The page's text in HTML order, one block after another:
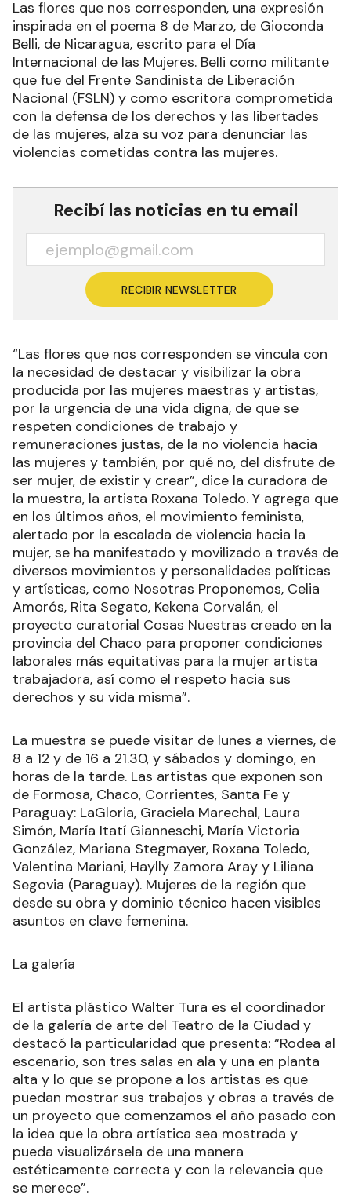
Las flores que nos corresponden, una expresión
inspirada en el poema 8 de Marzo, de Gioconda
Belli, de Nicaragua, escrito para el Día
Internacional de las Mujeres. Belli como militante
que fue del Frente Sandinista de Liberación
Nacional (FSLN) y como escritora comprometida
con la defensa de los derechos y las libertades
de las mujeres, alza su voz para denunciar las
violencias cometidas contra las mujeres.
Recibí las noticias en tu email
RECIBIR NEWSLETTER
“Las flores que nos corresponden se vincula con
la necesidad de destacar y visibilizar la obra
producida por las mujeres maestras y artistas,
por la urgencia de una vida digna, de que se
respeten condiciones de trabajo y
remuneraciones justas, de la no violencia hacia
las mujeres y también, por qué no, del disfrute de
ser mujer, de existir y crear”, dice la curadora de
la muestra, la artista Roxana Toledo. Y agrega que
en los últimos años, el movimiento feminista,
alertado por la escalada de violencia hacia la
mujer, se ha manifestado y movilizado a través de
diversos movimientos y personalidades políticas
y artísticas, como Nosotras Proponemos, Celia
Amorós, Rita Segato, Kekena Corvalán, el
proyecto curatorial Cosas Nuestras creado en la
provincia del Chaco para proponer condiciones
laborales más equitativas para la mujer artista
trabajadora, así como el respeto hacia sus
derechos y su vida misma”.
La muestra se puede visitar de lunes a viernes, de
8 a 12 y de 16 a 21.30, y sábados y domingo, en
horas de la tarde. Las artistas que exponen son
de Formosa, Chaco, Corrientes, Santa Fe y
Paraguay: LaGloria, Graciela Marechal, Laura
Simón, María Itatí Gianneschi, María Victoria
González, Mariana Stegmayer, Roxana Toledo,
Valentina Mariani, Haylly Zamora Aray y Liliana
Segovia (Paraguay). Mujeres de la región que
desde su obra y dominio técnico hacen visibles
asuntos en clave femenina.
La galería
El artista plástico Walter Tura es el coordinador
de la galería de arte del Teatro de la Ciudad y
destacó la particularidad que presenta: “Rodea al
escenario, son tres salas en ala y una en planta
alta y lo que se propone a los artistas es que
puedan mostrar sus trabajos y obras a través de
un proyecto que comenzamos el año pasado con
la idea que la obra artística sea mostrada y
pueda visualizársela de una manera
estéticamente correcta y con la relevancia que
se merece”.